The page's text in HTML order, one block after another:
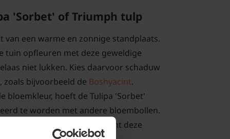
'Sorbet' of Triumph tulp
van een warme en zonnige standplaats.
tuin opfleuren met deze geweldige
niet lukken. Kies daarvoor schaduw
bijvoorbeeld de Boshyacint.
bloemkleur, hoeft de Tulipa 'Sorbet'
te worden met andere bloembollen.
van minimaal 5 bollen komt deze